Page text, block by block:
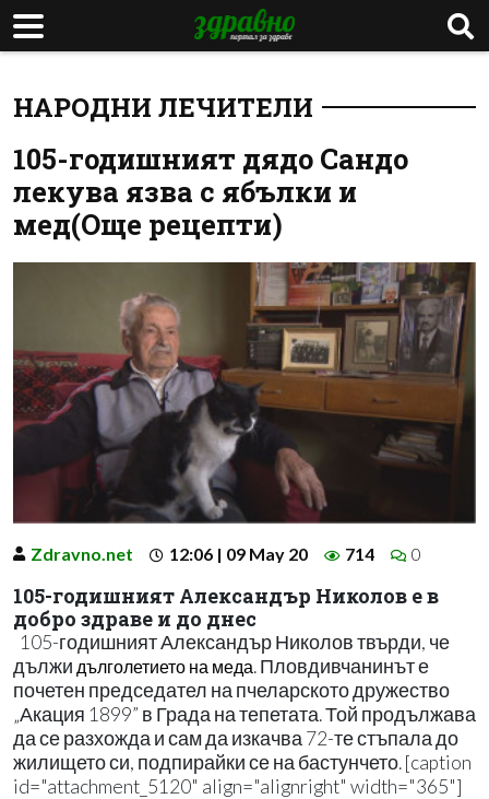
НАРОДНИ ЛЕЧИТЕЛИ
105-годишният дядо Сандо
лекува язва с ябълки и
мед(Още рецепти)
Zdravno.net 12:06 | 09 May 20 714 0
105-годишният Александър Николов е в
добро здраве и до днес
105-годишният Александър Николов твърди, че
дължи дълголетието на меда. Пловдивчанинът е
почетен председател на пчеларското дружество
„Акация 1899” в Града на тепетата. Той продължава
да се разхожда и сам да изкачва 72-те стъпала до
жилището си, подпирайки се на бастунчето. [caption
id="attachment_5120" align="alignright" width="365"]